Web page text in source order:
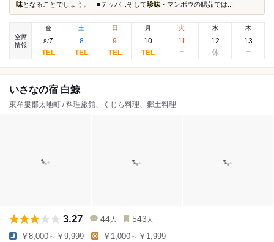
味となることでしょう。 ■テッパ...そして珍味 ・マンボウの腸茹では...
空席
情報
金
8/7
土
8
日
9
月
10
火
11
水
12
木
13
いさなの宿 白鯨
東牟婁郡太地町 / 料理旅館、くじら料理、郷土料理
3.27 44 人 543 人
￥8,000～￥9,999 ￥1,000～￥1,999